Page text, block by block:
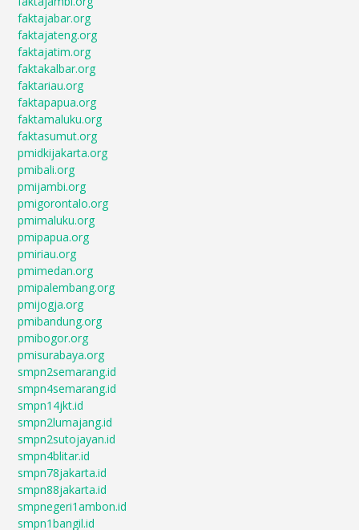
faktajabar.org
faktajateng.org
faktajatim.org
faktakalbar.org
faktariau.org
faktapapua.org
faktamaluku.org
faktasumut.org
pmidkijakarta.org
pmibali.org
pmijambi.org
pmigorontalo.org
pmimaluku.org
pmipapua.org
pmiriau.org
pmimedan.org
pmipalembang.org
pmijogja.org
pmibandung.org
pmibogor.org
pmisurabaya.org
smpn2semarang.id
smpn4semarang.id
smpn14jkt.id
smpn2lumajang.id
smpn2sutojayan.id
smpn4blitar.id
smpn78jakarta.id
smpn88jakarta.id
smpnegeri1ambon.id
smpn1bangil.id